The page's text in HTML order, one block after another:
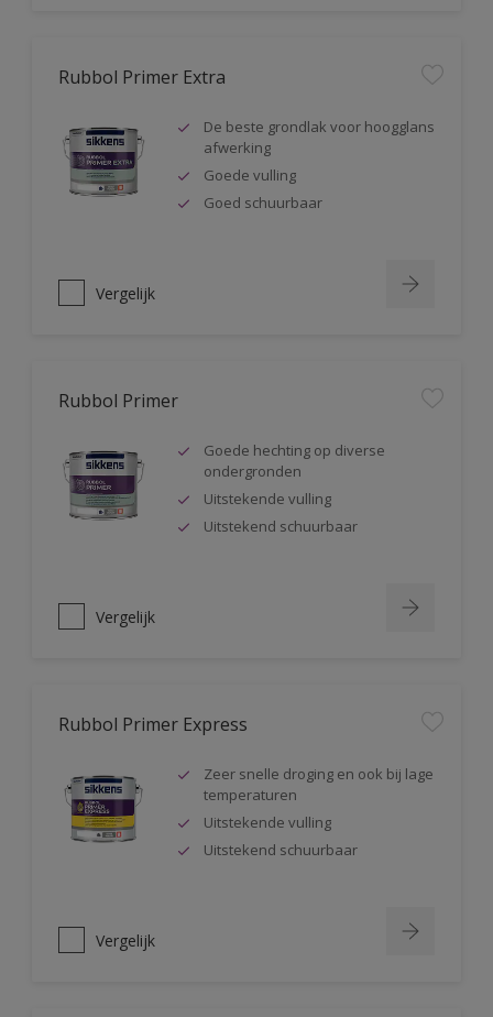
Rubbol Primer Extra
De beste grondlak voor hoogglans
afwerking
Goede vulling
Goed schuurbaar
Vergelijk
Rubbol Primer
Goede hechting op diverse
ondergronden
Uitstekende vulling
Uitstekend schuurbaar
Vergelijk
Rubbol Primer Express
Zeer snelle droging en ook bij lage
temperaturen
Uitstekende vulling
Uitstekend schuurbaar
Vergelijk